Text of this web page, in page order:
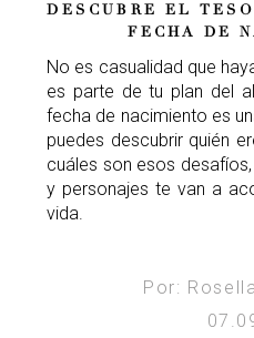
DESCUBRE EL
FECHA DE
No es casualidad que
es parte de tu plan del
fecha de nacimiento es
puedes descubrir quién
cuáles son esos
y personajes te van a
vida.
Por: